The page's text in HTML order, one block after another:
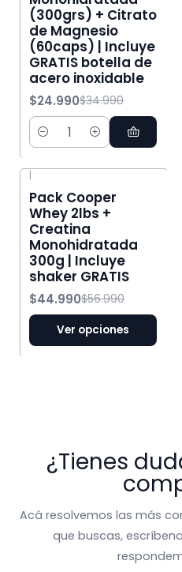
(300grs) + Citrato
de Magnesio
(60caps) | Incluye
GRATIS botella de
acero inoxidable
$24.990$34.990
Cantidad
|
Pack Cooper
Whey 2lbs +
Creatina
Monohidratada
300g | Incluye
shaker GRATIS
$44.990$56.990
Ver opciones
¿Tienes
Acá resolvemos las más
que buscas,